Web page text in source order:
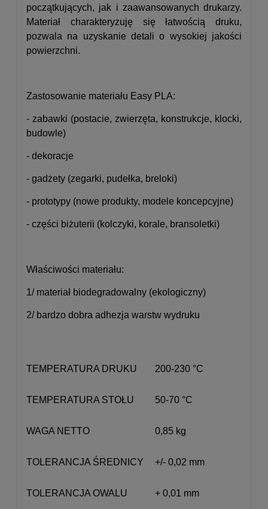
początkujących, jak i zaawansowanych drukarzy.
Materiał charakteryzuję się łatwością druku,
pozwala na uzyskanie detali o wysokiej jakości
powierzchni.
Zastosowanie materiału Easy PLA:
- zabawki (postacie, zwierzęta, konstrukcje, klocki,
budowle)
- dekoracje
- gadżety (zegarki, pudełka, breloki)
- prototypy (nowe produkty, modele koncepcyjne)
- części biżuterii (kolczyki, korale, bransoletki)
Właściwości materiału:
1/ materiał biodegradowalny (ekologiczny)
2/ bardzo dobra adhezja warstw wydruku
TEMPERATURA DRUKU 200-230 °C
TEMPERATURA STOŁU 50-70 °C
WAGA NETTO 0,85 kg
TOLERANCJA ŚREDNICY +/- 0,02 mm
TOLERANCJA OWALU + 0,01 mm